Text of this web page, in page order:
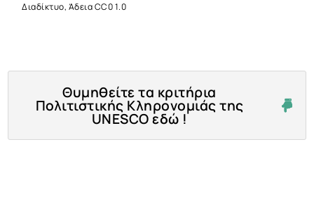
Διαδίκτυο, Άδεια CC0 1.0
Θυμηθείτε τα κριτήρια
Πολιτιστικής Κληρονομιάς της
UNESCO εδώ !